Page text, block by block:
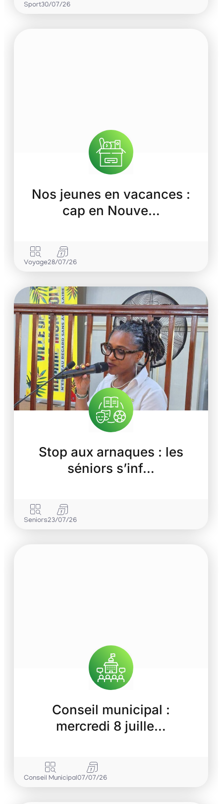
Sport30/07/26
Nos jeunes en vacances :
cap en Nouve…
Voyage28/07/26
Stop aux arnaques : les
séniors s’inf…
Seniors23/07/26
Conseil municipal :
mercredi 8 juille…
Conseil Municipal07/07/26